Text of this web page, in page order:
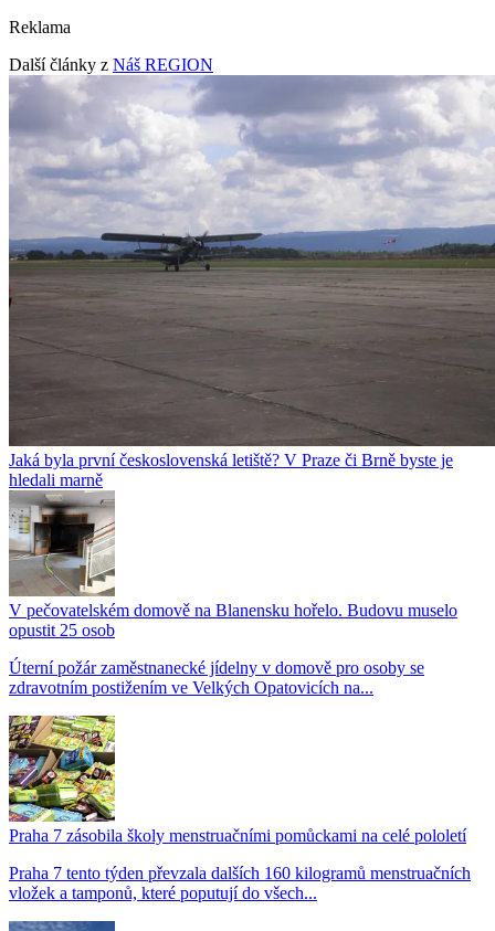
Reklama
Další články z Náš REGION
Jaká byla první československá letiště? V Praze či Brně byste je
hledali marně
V pečovatelském domově na Blanensku hořelo. Budovu muselo
opustit 25 osob
Úterní požár zaměstnanecké jídelny v domově pro osoby se
zdravotním postižením ve Velkých Opatovicích na...
Praha 7 zásobila školy menstruačními pomůckami na celé pololetí
Praha 7 tento týden převzala dalších 160 kilogramů menstruačních
vložek a tamponů, které poputují do všech...